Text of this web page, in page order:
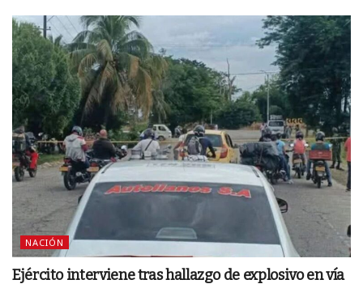
NACIÓN
Ejército interviene tras hallazgo de explosivo en vía